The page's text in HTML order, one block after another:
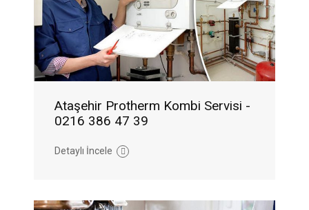
Ataşehir Protherm Kombi Servisi -
0216 386 47 39
Detaylı İncele